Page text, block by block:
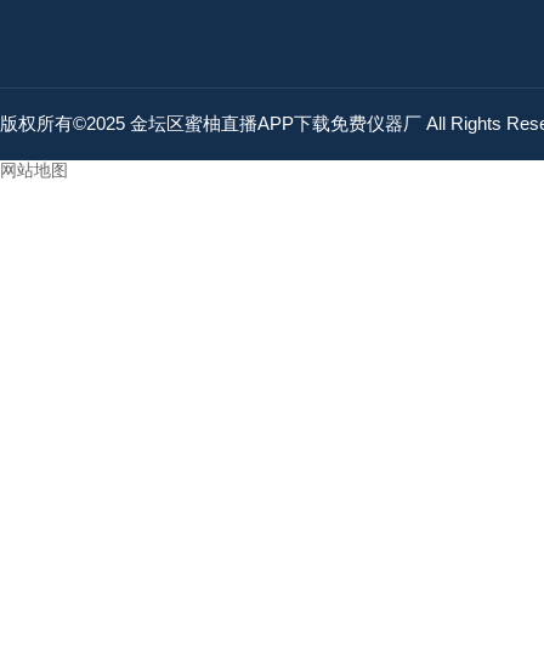
版权所有©2025 金坛区蜜柚直播APP下载免费仪器厂 All Rights
网站地图